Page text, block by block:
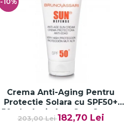
Crema Anti-Aging Pentru
Protectie Solara cu SPF50+
50ml - Anti -Age Sun Cream
SPF50+ - Bruno Vassari
203,00 Lei182,70 Lei